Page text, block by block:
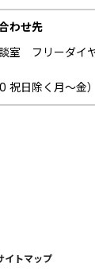
わせ先
室 フリーダイ
祝日除く月～金）
イトマップ